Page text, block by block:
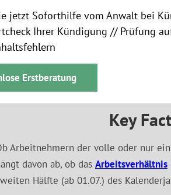
jetzt Soforthilfe vom Anwalt bei
Ihrer Kündigung // Prüfung
Erstberatung
Key
Arbeitnehmern der volle oder nur
davon ab, ob das Arbeitsverhältnis
Hälfte (ab 01.07.) des